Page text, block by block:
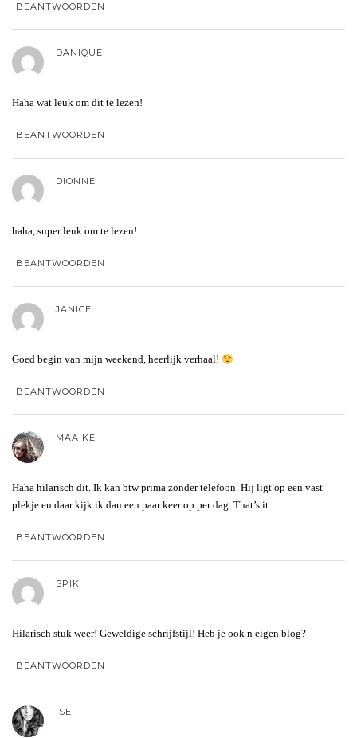
BEANTWOORDEN
DANIQUE
Haha wat leuk om dit te lezen!
BEANTWOORDEN
DIONNE
haha, super leuk om te lezen!
BEANTWOORDEN
JANICE
Goed begin van mijn weekend, heerlijk verhaal!
BEANTWOORDEN
MAAIKE
Haha hilarisch dit. Ik kan btw prima zonder telefoon. Hij ligt op een vast
plekje en daar kijk ik dan een paar keer op per dag. That’s it.
BEANTWOORDEN
SPIK
Hilarisch stuk weer! Geweldige schrijfstijl! Heb je ook n eigen blog?
BEANTWOORDEN
ISE